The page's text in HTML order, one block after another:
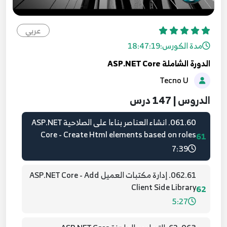
عربي
مدة الكورس:18:47:19
الدورة الشاملة ASP.NET Core
الدروس | 147 درس
59
059.58. ASP.NET Core - Use Authorization on
Controller and Action
5:32
60
Add Claims
8:37
61
061.60. انشاء العناصر بناءا على الصلاحية ASP.NET
Core - Create Html elements based on roles
7:39
62
062.61. إدارة مكتبات العميل ASP.NET Core - Add
Client Side Library
5:27